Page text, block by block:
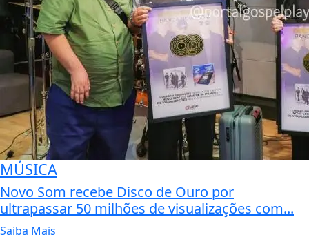
MÚSICA
Novo Som recebe Disco de Ouro por
ultrapassar 50 milhões de visualizações com...
Saiba Mais